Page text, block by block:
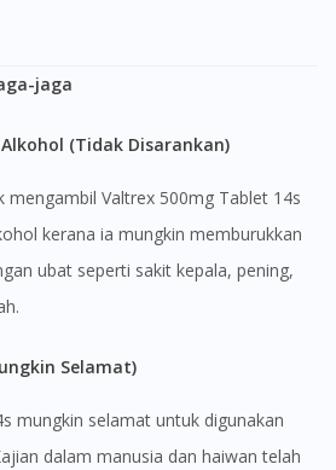
jaga
(Tidak Disarankan)
mengambil Valtrex 500mg Tablet 14s
kerana ia mungkin memburukkan
ubat seperti sakit kepala, pening,
Selamat)
mungkin selamat untuk digunakan
dalam manusia dan haiwan telah